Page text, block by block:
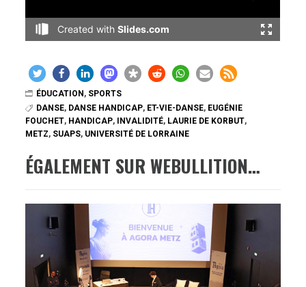
ÉDUCATION , SPORTS
DANSE, DANSE HANDICAP, ET-VIE-DANSE, EUGÉNIE
FOUCHET, HANDICAP, INVALIDITÉ, LAURIE DE KORBUT,
METZ, SUAPS, UNIVERSITÉ DE LORRAINE
ÉGALEMENT SUR WEBULLITION…